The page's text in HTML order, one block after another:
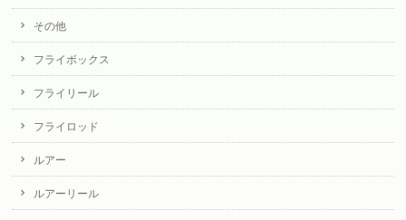
その他
フライボックス
フライリール
フライロッド
ルアー
ルアーリール